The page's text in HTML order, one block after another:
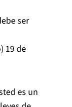
ser
19 de
es un